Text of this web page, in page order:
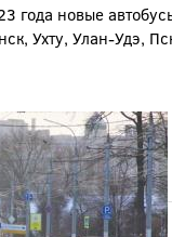
года новые
Ухту, Улан-Удэ,